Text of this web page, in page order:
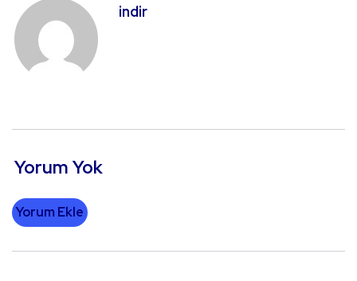
indir
Yorum Yok
Yorum Ekle